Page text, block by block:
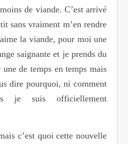
de viande. C’est arrivé
sans vraiment m’en rendre
la viande, pour moi une
saignante et je prends du
de temps en temps mais
dire pourquoi, ni comment
je suis officiellement
c’est quoi cette nouvelle